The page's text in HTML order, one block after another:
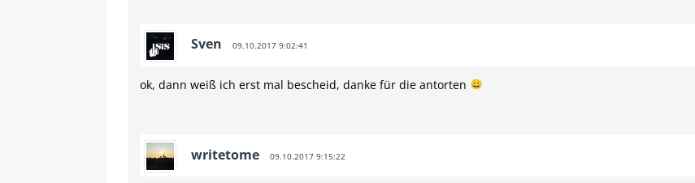
Sven 09.10.2017 9:02:41
ok, dann weiß ich erst mal bescheid, danke für die antorten
writetome 09.10.2017 9:15:22